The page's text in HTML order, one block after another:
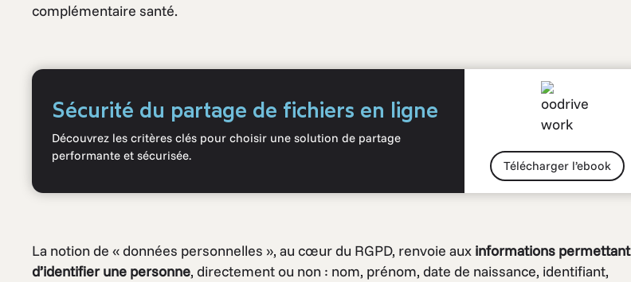
complémentaire santé.
Sécurité du partage de fichiers en ligne
Découvrez les critères clés pour choisir une solution de partage
performante et sécurisée.
Télécharger l’ebook
La notion de « données personnelles », au cœur du RGPD, renvoie aux informations permettant
d’identifier une personne, directement ou non : nom, prénom, date de naissance, identifiant,